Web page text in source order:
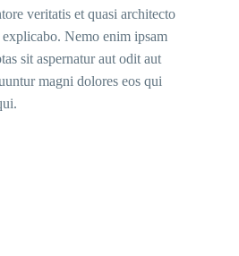
veritatis et quasi architecto
Nemo enim ipsam
sit aspernatur aut odit aut
magni dolores eos qui